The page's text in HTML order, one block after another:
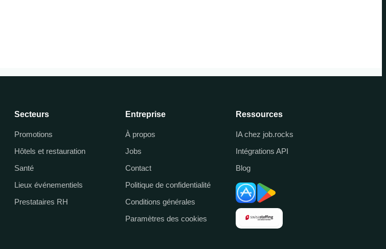
Secteurs
Promotions
Hôtels et restauration
Santé
Lieux événementiels
Prestataires RH
Entreprise
À propos
Jobs
Contact
Politique de confidentialité
Conditions générales
Paramètres des cookies
Ressources
IA chez job.rocks
Intégrations API
Blog